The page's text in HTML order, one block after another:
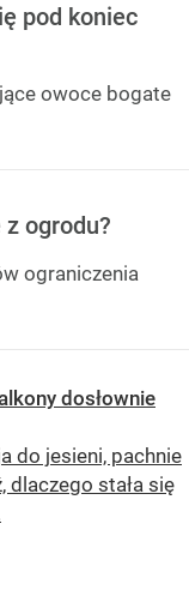
pod koniec
owoce bogate
ogrodu?
ograniczenia
dosłownie
do jesieni, pachnie
dlaczego stała się